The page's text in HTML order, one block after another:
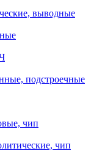
выводные
подстроечные
чип
чип